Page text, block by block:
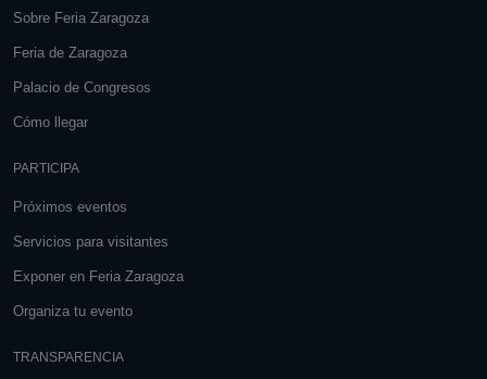
Sobre Feria Zaragoza
Feria de Zaragoza
Palacio de Congresos
Cómo llegar
PARTICIPA
Próximos eventos
Servicios para visitantes
Exponer en Feria Zaragoza
Organiza tu evento
TRANSPARENCIA